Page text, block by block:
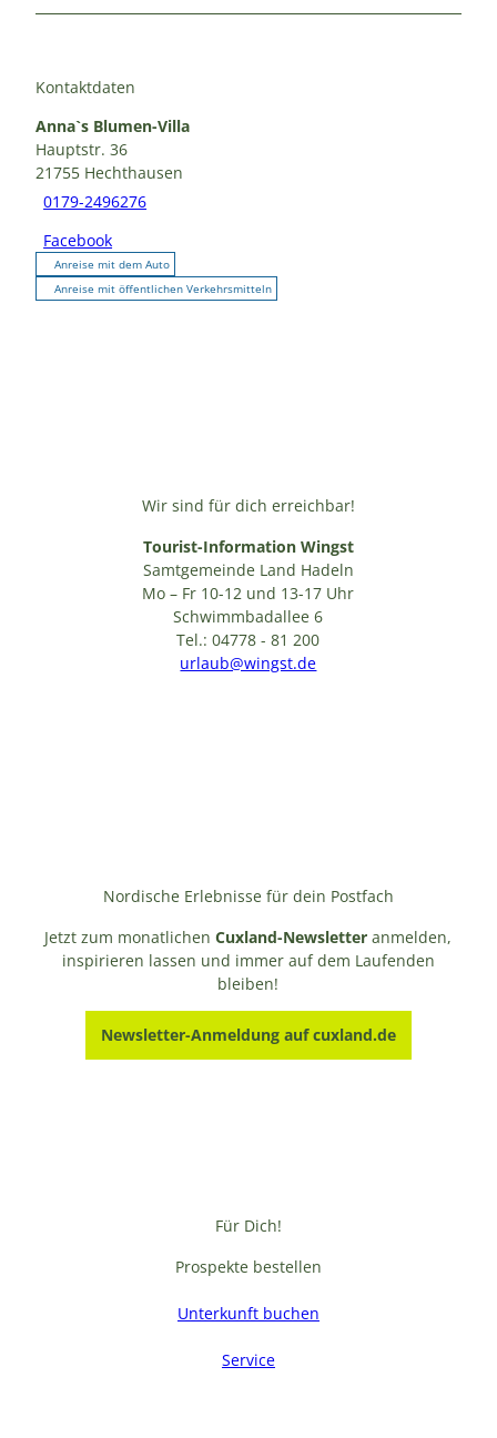
Kontaktdaten
Anna`s Blumen-Villa
Hauptstr. 36
21755 Hechthausen
0179-2496276
Facebook
Anreise mit dem Auto
Anreise mit öffentlichen Verkehrsmitteln
Wir sind für dich erreichbar!
Tourist-Information Wingst
Samtgemeinde Land Hadeln
Mo – Fr 10-12 und 13-17 Uhr
Schwimmbadallee 6
Tel.: 04778 - 81 200
urlaub@wingst.de
Nordische Erlebnisse für dein Postfach
Jetzt zum monatlichenCuxland-Newsletter anmelden,
inspirieren lassen und immer auf dem Laufenden
bleiben!
Newsletter-Anmeldung auf cuxland.de
Für Dich!
Prospekte bestellen
Unterkunft buchen
Service